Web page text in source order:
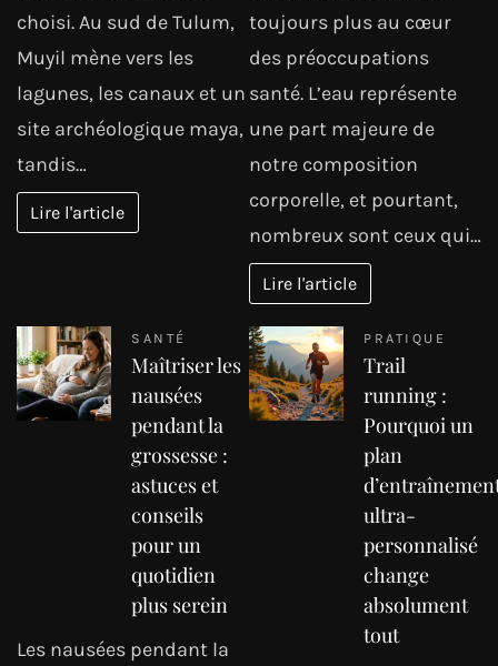
choisi. Au sud de Tulum,
Muyil mène vers les
lagunes, les canaux et un
site archéologique maya,
tandis…
Lire l'article
toujours plus au cœur
des préoccupations
santé. L’eau représente
une part majeure de
notre composition
corporelle, et pourtant,
nombreux sont ceux qui…
Lire l'article
SANTÉ
Maîtriser les
nausées
pendant la
grossesse :
astuces et
conseils
pour un
quotidien
plus serein
Les nausées pendant la
PRATIQUE
Trail
running :
Pourquoi un
plan
ultra-
personnalisé
change
absolument
tout